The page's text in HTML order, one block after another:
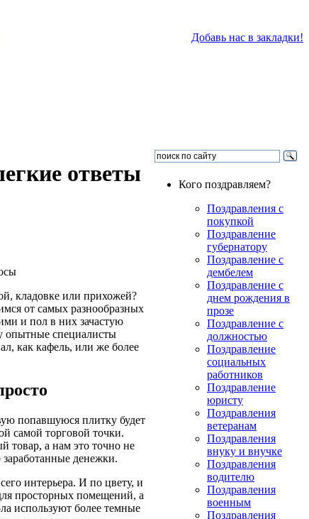
Добавь нас в закладки!
ответы
кладовке или прихожей?
от самых разнообразных
и пол в них зачастую
опытные специалисты
как кафель, или же более
попавшуюся плитку будет
самой торговой точки.
товар, а нам это точно не
денежки.
интерьера. И по цвету, и
просторных помещений, а
используют более темные
Кого поздравляем?
Поздравления с
покупкой
Поздравление
губернатору
Поздравление с
дембелем
Поздравление с
днем рождения в
прозе
Поздравление с
должностью
Поздравление
социальных
работников
Поздравление
юристу
Поздравления
ветеранам
Поздравления
внуку и внучке
Поздравления
водителю
Поздравления
военным
Поздравления